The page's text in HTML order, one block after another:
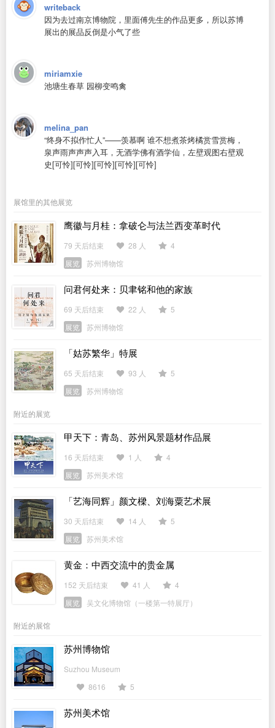
writeback
因为去过南京博物院，里面傅先生的作品更多，所以苏博
展出的展品反倒是小气了些
miriamxie
池塘生春草 园柳变鸣禽
melina_pan
“终身不拟作忙人”——羡慕啊 谁不想煮茶烤橘赏雪赏梅，
泉声雨声声声入耳，无酒学佛有酒学仙，左壁观图右壁观
史[可怜][可怜][可怜][可怜][可怜]
展馆里的其他展览
鹰徽与月桂：拿破仑与法兰西变革时代
79 天后结束 28 人
4
展览
苏州博物馆
问君何处来：贝聿铭和他的家族
69 天后结束 22 人
5
展览
苏州博物馆
「姑苏繁华」特展
65 天后结束 93 人
5
展览
苏州博物馆
附近的展览
甲天下：青岛、苏州风景题材作品展
16 天后结束 1 人
4
展览
苏州美术馆
「艺海同辉」颜文樑、刘海粟艺术展
30 天后结束 14 人
5
展览
苏州美术馆
黄金：中西交流中的贵金属
152 天后结束 41 人
4
展览
吴文化博物馆（一楼第一特展厅）
附近的展馆
苏州博物馆
Suzhou Museum
8616
5
苏州美术馆